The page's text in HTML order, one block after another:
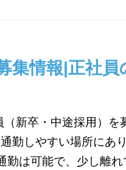
集情報|正社
新卒・中途採用）を
勤しやすい場所にあ
勤は可能で、少し離